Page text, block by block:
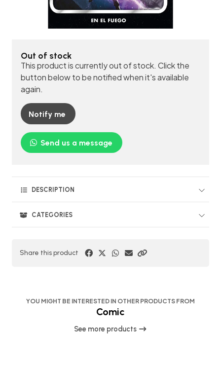
Out of stock
This product is currently out of stock. Click the
button below to be notified when it's available
again.
Notify me
Send us a message
DESCRIPTION
CATEGORIES
Share this product
YOU MIGHT BE INTERESTED IN OTHER PRODUCTS FROM
Comic
See more products